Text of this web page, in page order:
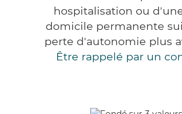
hospitalisation ou
domicile permanente
perte d'autonomie plus
Être rappelé par un